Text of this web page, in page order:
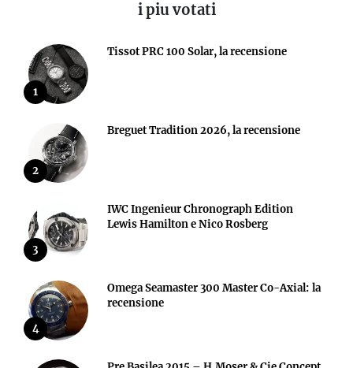
i piu votati
1
Tissot PRC 100 Solar, la recensione
2
Breguet Tradition 2026, la recensione
3
IWC Ingenieur Chronograph Edition
Lewis Hamilton e Nico Rosberg
4
Omega Seamaster 300 Master Co-Axial: la
recensione